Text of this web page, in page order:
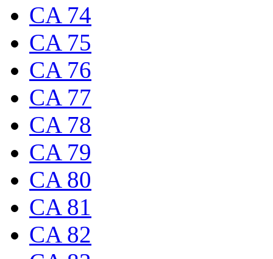
CA 74
CA 75
CA 76
CA 77
CA 78
CA 79
CA 80
CA 81
CA 82